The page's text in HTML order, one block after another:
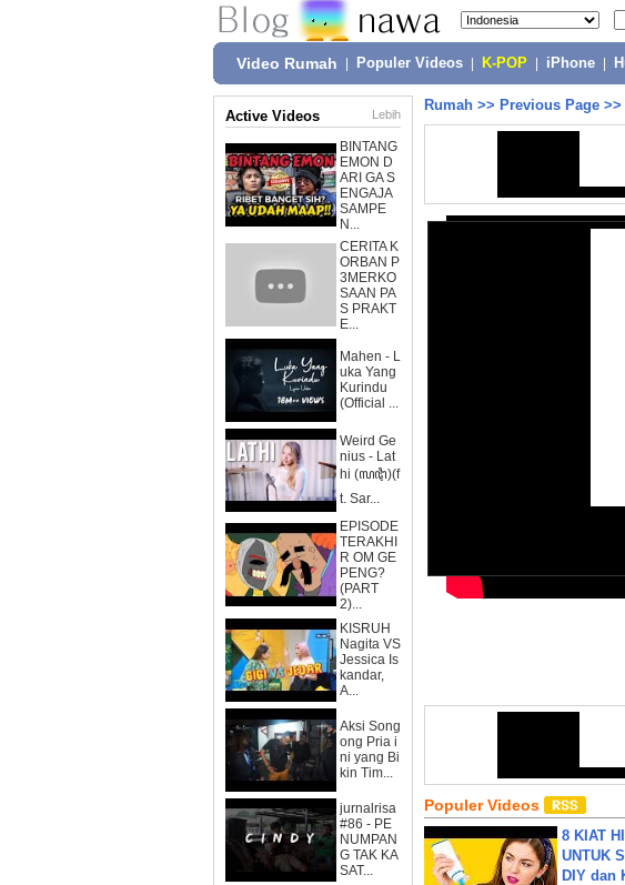
Video Rumah Populer Videos K-POP iPhone
Active Videos Lebih
BINTANG
EMON D
ARI GA S
ENGAJA
SAMPE
N...
CERITA K
ORBAN P
3MERKO
SAAN PA
S PRAKT
E...
Mahen - L
uka Yang
Kurindu
(Official ...
Weird Ge
nius - Lat
hi (ꦭꦛꦶ)(f
t. Sar...
EPISODE
TERAKHI
R OM GE
PENG?
(PART
2)...
KISRUH
Nagita VS
Jessica Is
kandar,
A...
Aksi Song
ong Pria i
ni yang Bi
kin Tim...
jurnalrisa
#86 - PE
NUMPAN
G TAK KA
SAT...
Rumah >> Previous Page >>
Populer Videos
8 KIAT
UNTUK
DIY dan